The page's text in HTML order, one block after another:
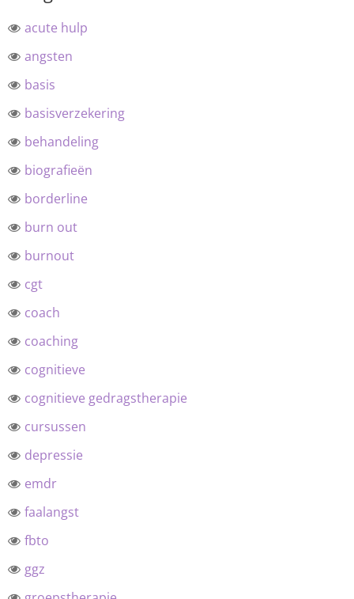
acute hulp
angsten
basis
basisverzekering
behandeling
biografieën
borderline
burn out
burnout
cgt
coach
coaching
cognitieve
cognitieve gedragstherapie
cursussen
depressie
emdr
faalangst
fbto
ggz